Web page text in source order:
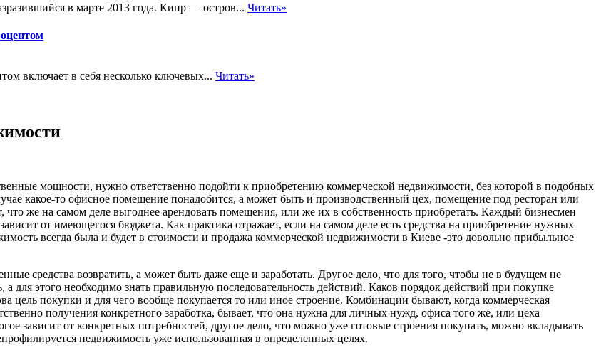
в марте 2013 года. Кипр — остров... Читать»
включает в себя несколько ключевых... Читать»
мощности, нужно ответственно подойти к приобретению коммерческой недвижимости, без которой в подобных
какое-то офисное помещение понадобится, а может быть и производственный цех, помещение под ресторан или
что же на самом деле выгоднее арендовать помещения, или же их в собственность приобретать. Каждый бизнесмен
от имеющегося бюджета. Как практика отражает, если на самом деле есть средства на приобретение нужных
всегда была и будет в стоимости и продажа коммерческой недвижимости в Киеве -это довольно прибыльное
средства возвратить, а может быть даже еще и заработать. Другое дело, что для того, чтобы не в будущем не
для этого необходимо знать правильную последовательность действий. Каков порядок действий при покупке
цель покупки и для чего вообще покупается то или иное строение. Комбинации бывают, когда коммерческая
получения конкретного заработка, бывает, что она нужна для личных нужд, офиса того же, или цеха
зависит от конкретных потребностей, другое дело, что можно уже готовые строения покупать, можно вкладывать
недвижимость уже использованная в определенных целях.